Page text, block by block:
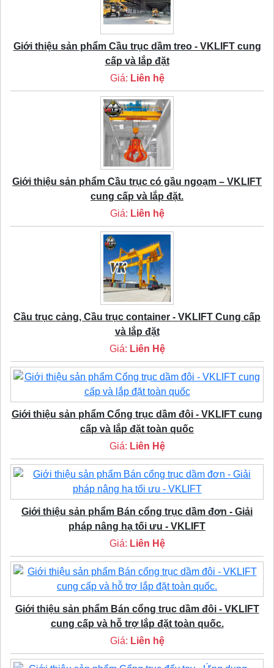
Giới thiệu sản phẩm Cầu trục dầm treo - VKLIFT cung
cấp và lắp đặt
Giá: Liên hệ
Giới thiệu sản phẩm Cầu trục có gầu ngoạm – VKLIFT
cung cấp và lắp đặt.
Giá: Liên hệ
Cầu trục cảng, Cầu trục container - VKLIFT Cung cấp
và lắp đặt
Giá: Liên Hệ
Giới thiệu sản phẩm Cổng trục dầm đôi - VKLIFT cung
cấp và lắp đặt toàn quốc
Giá: Liên Hệ
Giới thiệu sản phẩm Bán cổng trục dầm đơn - Giải
pháp nâng hạ tối ưu - VKLIFT
Giá: Liên Hệ
Giới thiệu sản phẩm Bán cổng trục dầm đôi - VKLIFT
cung cấp và hỗ trợ lắp đặt toàn quốc.
Giá: Liên hệ